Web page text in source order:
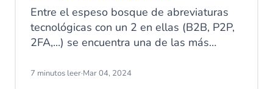
Entre el espeso bosque de abreviaturas
tecnológicas con un 2 en ellas (B2B, P2P,
2FA,...) se encuentra una de las más
Persona". Es posible que no estés
7 minutos leer·Mar 04, 2024